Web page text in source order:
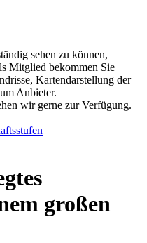
sehen zu können,
Mitglied bekommen Sie
Kartendarstellung der
Anbieter.
wir gerne zur Verfügung.
großen